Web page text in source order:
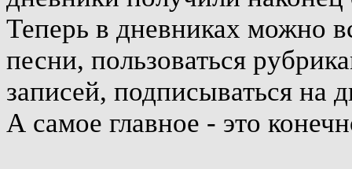
Теперь в дневниках можно
песни, пользоваться
записей, подписываться на
А самое главное - это